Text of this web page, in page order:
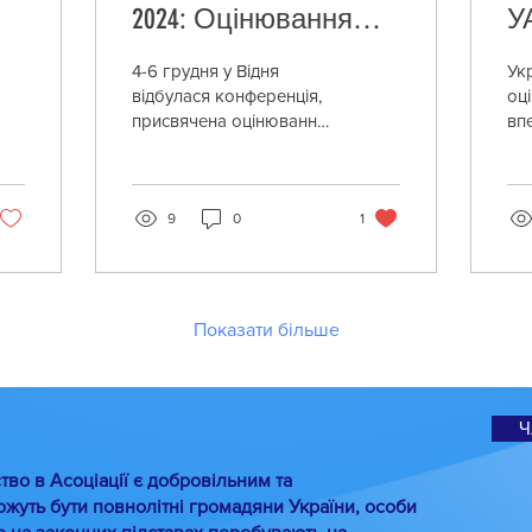
2024: Оцінювання
науково-технічної та
інноваційної
політики.
4-6 грудня у Відня
відбулася конференція,
присвячена оцінюванню
Ольга...
9 0 1
Показати більше
в Асоціації є добровільним та
бути повнолітні громадяни України, особи